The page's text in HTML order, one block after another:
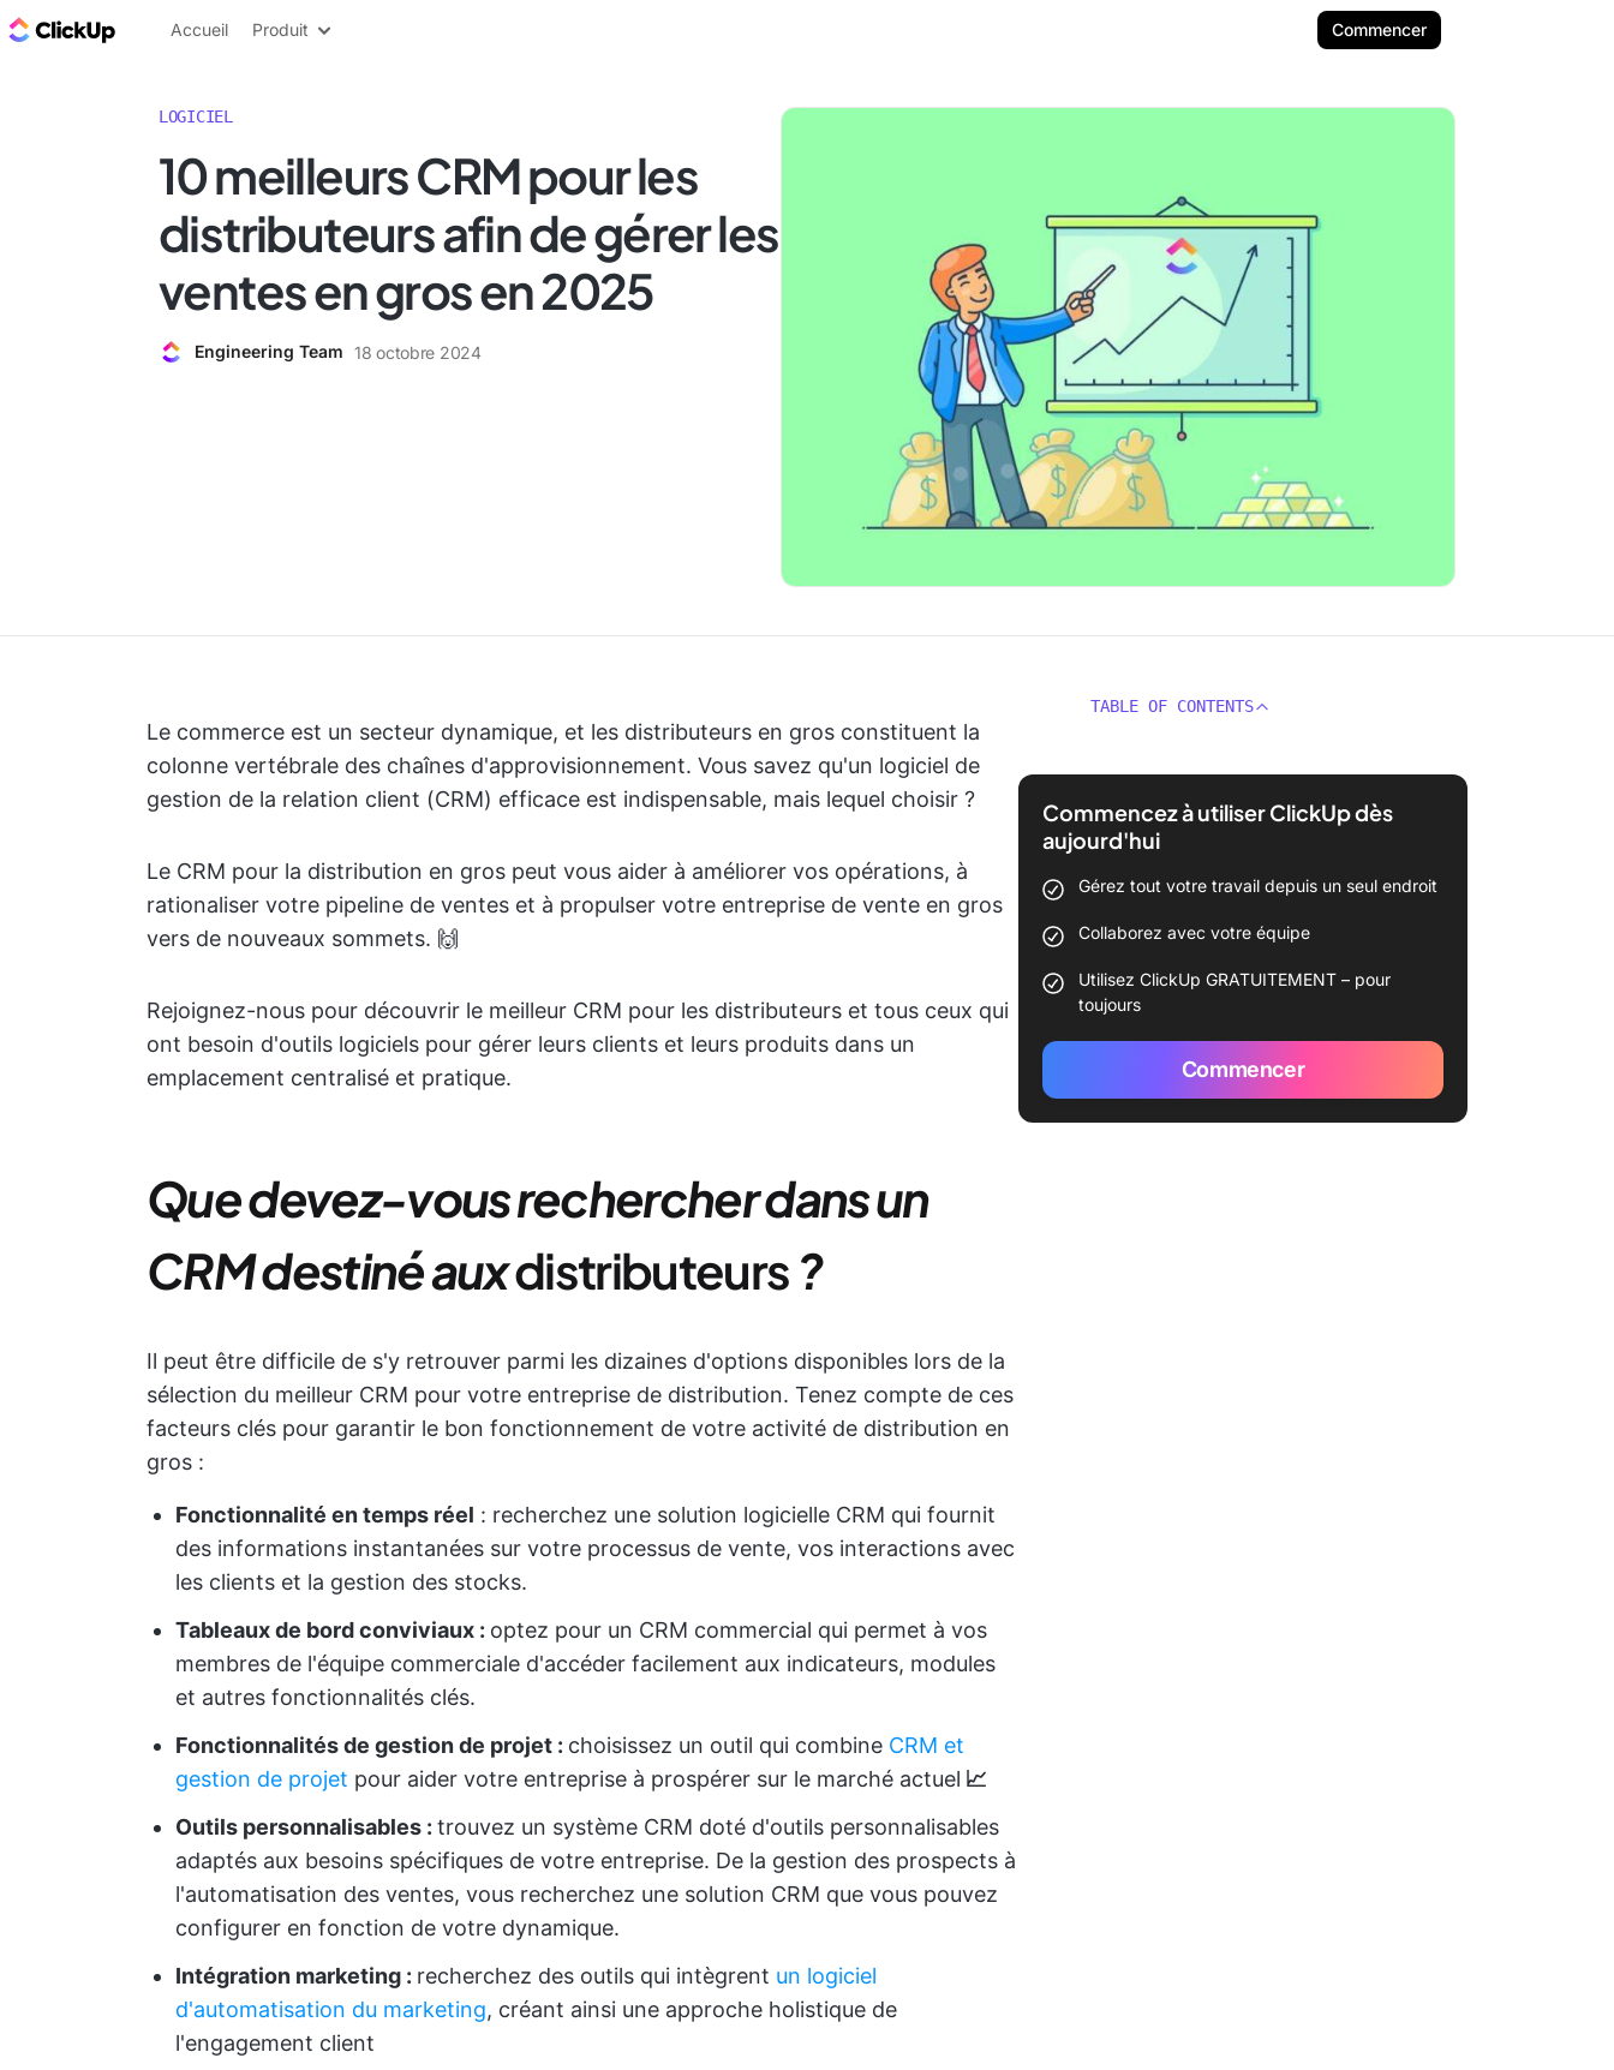
ClickUp Blog
Accueil Produit Commencer
LOGICIEL
10 meilleurs CRM pour les
distributeurs afin de gérer les
ventes en gros en 2025
Engineering Team 18 octobre 2024
Le commerce est un secteur dynamique, et les distributeurs en gros constituent la
colonne vertébrale des chaînes d'approvisionnement. Vous savez qu'un logiciel de
gestion de la relation client (CRM) efficace est indispensable, mais lequel choisir ?
Le CRM pour la distribution en gros peut vous aider à améliorer vos opérations, à
rationaliser votre pipeline de ventes et à propulser votre entreprise de vente en gros
vers de nouveaux sommets. 🙌
Rejoignez-nous pour découvrir le meilleur CRM pour les distributeurs et tous ceux qui
ont besoin d'outils logiciels pour gérer leurs clients et leurs produits dans un
emplacement centralisé et pratique.
Que devez-vous rechercher dans un
CRM destiné auxdistributeurs?
Il peut être difficile de s'y retrouver parmi les dizaines d'options disponibles lors de la
sélection du meilleur CRM pour votre entreprise de distribution. Tenez compte de ces
facteurs clés pour garantir le bon fonctionnement de votre activité de distribution en
gros :
Fonctionnalité en temps réel : recherchez une solution logicielle CRM qui fournit
des informations instantanées sur votre processus de vente, vos interactions avec
les clients et la gestion des stocks.
Tableaux de bord conviviaux : optez pour un CRM commercial qui permet à vos
membres de l'équipe commerciale d'accéder facilement aux indicateurs, modules
et autres fonctionnalités clés.
Fonctionnalités de gestion de projet : choisissez un outil qui combine CRM et
gestion de projet pour aider votre entreprise à prospérer sur le marché actuel 📈
Outils personnalisables : trouvez un système CRM doté d'outils personnalisables
adaptés aux besoins spécifiques de votre entreprise. De la gestion des prospects à
l'automatisation des ventes, vous recherchez une solution CRM que vous pouvez
configurer en fonction de votre dynamique.
Intégration marketing : recherchez des outils qui intègrent un logiciel
d'automatisation du marketing, créant ainsi une approche holistique de
l'engagement client
TABLE OF CONTENTS
Commencez à utiliser ClickUp dès
aujourd'hui
Gérez tout votre travail depuis un seul endroit
Collaborez avec votre équipe
Utilisez ClickUp GRATUITEMENT – pour
toujours
Commencer